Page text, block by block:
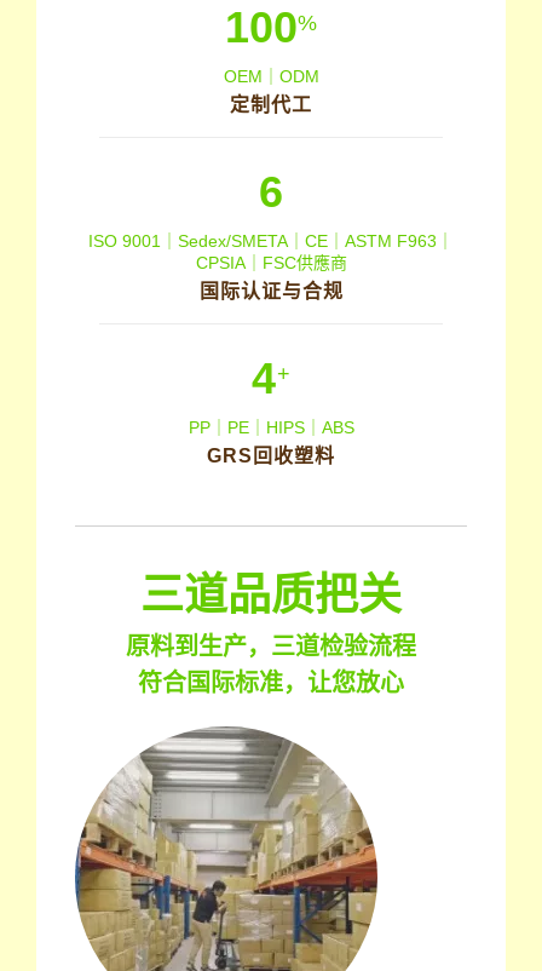
100%
OEM｜ODM
定制代工
6
ISO 9001｜Sedex/SMETA｜CE｜ASTM F963｜
CPSIA｜FSC供應商
国际认证与合规
4+
PP｜PE｜HIPS｜ABS
GRS回收塑料
三道品质把关
原料到生产，三道检验流程
符合国际标准，让您放心